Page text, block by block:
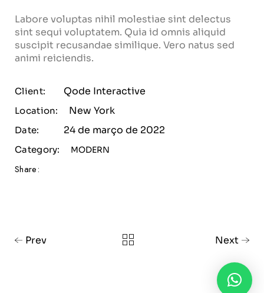
Labore voluptas nihil molestiae sint delectus
sint sequi voluptatem. Quia id omnis aliquid
suscipit recusandae similique. Vero natus sed
animi reiciendis.
Client: Qode Interactive
Location: New York
Date: 24 de março de 2022
Category: MODERN
Share:
Prev Next